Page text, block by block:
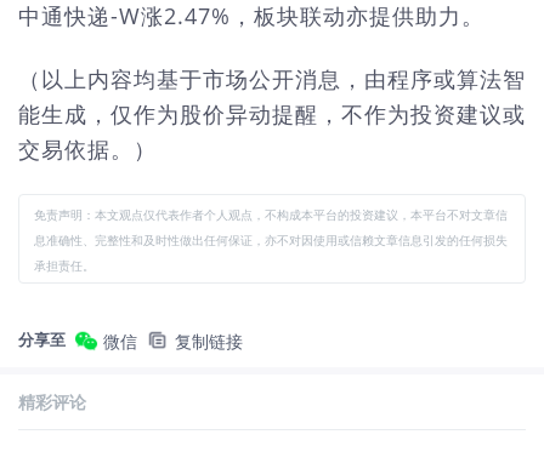
中通快递-W涨2.47%，板块联动亦提供助力。
（以上内容均基于市场公开消息，由程序或算法智
能生成，仅作为股价异动提醒，不作为投资建议或
交易依据。）
免责声明：本文观点仅代表作者个人观点，不构成本平台的投资建议，本平台不对文章信
息准确性、完整性和及时性做出任何保证，亦不对因使用或信赖文章信息引发的任何损失
承担责任。
分享至 微信 复制链接
精彩评论